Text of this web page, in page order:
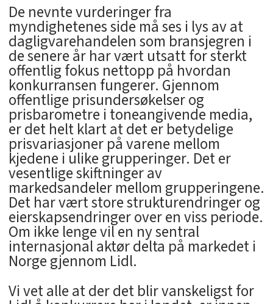
De nevnte vurderinger fra
myndighetenes side må ses i lys av at
dagligvarehandelen som bransjegren i
de senere år har vært utsatt for sterkt
offentlig fokus nettopp på hvordan
konkurransen fungerer. Gjennom
offentlige prisundersøkelser og
prisbarometre i toneangivende media,
er det helt klart at det er betydelige
prisvariasjoner på varene mellom
kjedene i ulike grupperinger. Det er
vesentlige skiftninger av
markedsandeler mellom grupperingene.
Det har vært store strukturendringer og
eierskapsendringer over en viss periode.
Om ikke lenge vil en ny sentral
internasjonal aktør delta på markedet i
Norge gjennom Lidl.
Vi vet alle at der det blir vanskeligst for